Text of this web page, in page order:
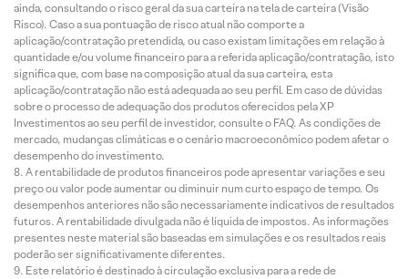
ainda, consultando o risco geral da sua carteira na tela de carteira (Visão
Risco). Caso a sua pontuação de risco atual não comporte a
aplicação/contratação pretendida, ou caso existam limitações em relação à
quantidade e/ou volume financeiro para a referida aplicação/contratação, isto
significa que, com base na composição atual da sua carteira, esta
aplicação/contratação não está adequada ao seu perfil. Em caso de dúvidas
sobre o processo de adequação dos produtos oferecidos pela XP
Investimentos ao seu perfil de investidor, consulte o FAQ. As condições de
mercado, mudanças climáticas e o cenário macroeconômico podem afetar o
desempenho do investimento.
A rentabilidade de produtos financeiros pode apresentar variações e seu
preço ou valor pode aumentar ou diminuir num curto espaço de tempo. Os
desempenhos anteriores não são necessariamente indicativos de resultados
futuros. A rentabilidade divulgada não é líquida de impostos. As informações
presentes neste material são baseadas em simulações e os resultados reais
poderão ser significativamente diferentes.
Este relatório é destinado à circulação exclusiva para a rede de